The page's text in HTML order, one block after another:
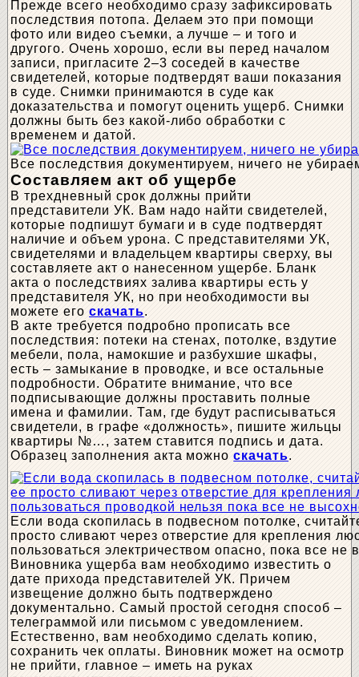
Прежде всего необходимо сразу зафиксировать
последствия потопа. Делаем это при помощи
фото или видео съемки, а лучше – и того и
другого. Очень хорошо, если вы перед началом
записи, пригласите 2–3 соседей в качестве
свидетелей, которые подтвердят ваши показания
в суде. Снимки принимаются в суде как
доказательства и помогут оценить ущерб. Снимки
должны быть без какой-либо обработки с
временем и датой.
Все последствия документируем, ничего не
Составляем акт об ущербе
В трехдневный срок должны прийти
представители УК. Вам надо найти свидетелей,
которые подпишут бумаги и в суде подтвердят
наличие и объем урона. С представителями УК,
свидетелями и владельцем квартиры сверху, вы
составляете акт о нанесенном ущербе. Бланк
акта о последствиях залива квартиры есть у
представителя УК, но при необходимости вы
можете его скачать.
В акте требуется подробно прописать все
последствия: потеки на стенах, потолке, вздутие
мебели, пола, намокшие и разбухшие шкафы,
есть – замыкание в проводке, и все остальные
подробности. Обратите внимание, что все
подписывающие должны проставить полные
имена и фамилии. Там, где будут расписываться
свидетели, в графе «должность», пишите жильцы
квартиры №…, затем ставится подпись и дата.
Образец заполнения акта можноскачать.
Если вода скопилась в подвесном потолке,
просто сливают через отверстие для крепления
пользоваться электричеством опасно, пока все не
Виновника ущерба вам необходимо известить о
дате прихода представителей УК. Причем
извещение должно быть подтверждено
документально. Самый простой сегодня способ –
телеграммой или письмом с уведомлением.
Естественно, вам необходимо сделать копию,
сохранить чек оплаты. Виновник может на осмотр
не прийти, главное – иметь на руках